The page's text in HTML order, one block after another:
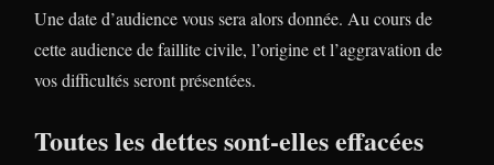
Une date d’audience vous sera alors donnée. Au cours de
cette audience de faillite civile, l’origine et l’aggravation de
vos difficultés seront présentées.
Toutes les dettes sont-elles effacées